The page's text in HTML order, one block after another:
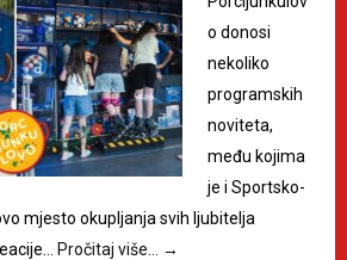
o donosi
nekoliko
programskih
noviteta,
među kojima
je i Sportsko-
mjesto okupljanja svih ljubitelja
Pročitaj više… →